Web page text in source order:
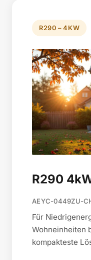
R290 – 4KW
R290
AEYC-0449ZU-
Für
Wohneinheiten
kompakteste